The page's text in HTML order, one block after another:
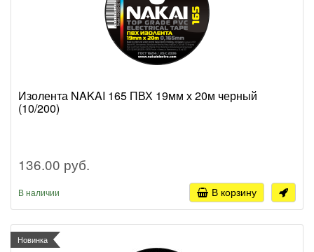
Изолента NAKAI 165 ПВХ 19мм х 20м черный
(10/200)
136.00 руб.
В наличии В корзину
Новинка